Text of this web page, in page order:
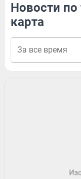
Новости по
карта